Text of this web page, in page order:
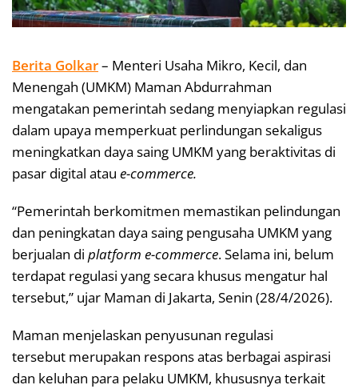
Berita Golkar– Menteri Usaha Mikro, Kecil, dan
Menengah (UMKM) Maman Abdurrahman
mengatakan pemerintah sedang menyiapkan regulasi
dalam upaya memperkuat perlindungan sekaligus
meningkatkan daya saing UMKM yang beraktivitas di
pasar digital atau e-commerce.
“Pemerintah berkomitmen memastikan pelindungan
dan peningkatan daya saing pengusaha UMKM yang
berjualan di platform e-commerce. Selama ini, belum
terdapat regulasi yang secara khusus mengatur hal
tersebut,” ujar Maman di Jakarta, Senin (28/4/2026).
Maman menjelaskan penyusunan regulasi
tersebut merupakan respons atas berbagai aspirasi
dan keluhan para pelaku UMKM, khususnya terkait